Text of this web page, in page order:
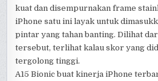
kuat dan disempurnakan frame
iPhone satu ini layak untuk
pintar yang tahan banting. Dilihat
tersebut, terlihat kalau skor yang
tergolong tinggi.
A15 Bionic buat kinerja iPhone